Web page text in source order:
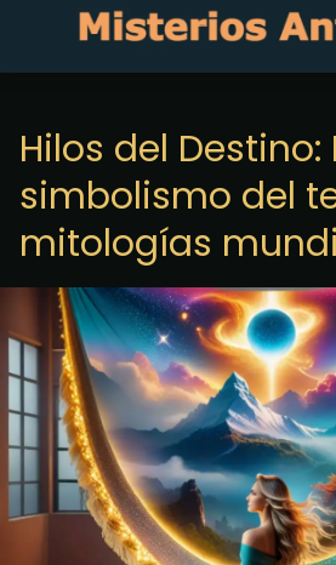
Hilos del Destino:
simbolismo del
mitologías